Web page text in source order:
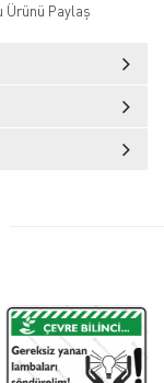
Ürünü Paylaş